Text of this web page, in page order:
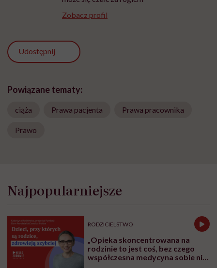
Zobacz profil
Udostępnij
Powiązane tematy:
ciąża Prawa pacjenta Prawa pracownika
Prawo
Najpopularniejsze
RODZICIELSTWO
„Opieka skoncentrowana na
rodzinie to jest coś, bez czego
współczesna medycyna sobie nie